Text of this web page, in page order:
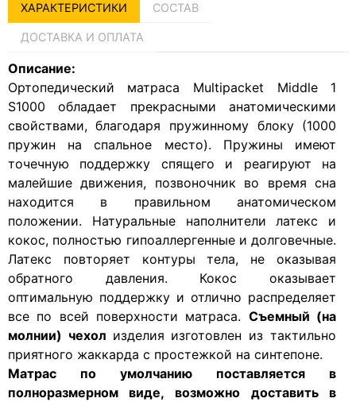
ХАРАКТЕРИСТИКИ СОСТАВ
ДОСТАВКА И ОПЛАТА
Описание:
Ортопедический матраса Multipacket Middle 1
S1000 обладает прекрасными анатомическими
свойствами, благодаря пружинному блоку (1000
пружин на спальное место). Пружины имеют
точечную поддержку спящего и реагируют на
малейшие движения, позвоночник во время сна
находится в правильном анатомическом
положении. Натуральные наполнители латекс и
кокос, полностью гипоаллергенные и долговечные.
Латекс повторяет контуры тела, не оказывая
обратного давления. Кокос оказывает
оптимальную поддержку и отлично распределяет
все по всей поверхности матраса. Съемный (на
молнии) чехол изделия изготовлен из тактильно
приятного жаккарда с простежкой на синтепоне.
Матрас по умолчанию поставляется в
полноразмерном виде, возможно доставить в